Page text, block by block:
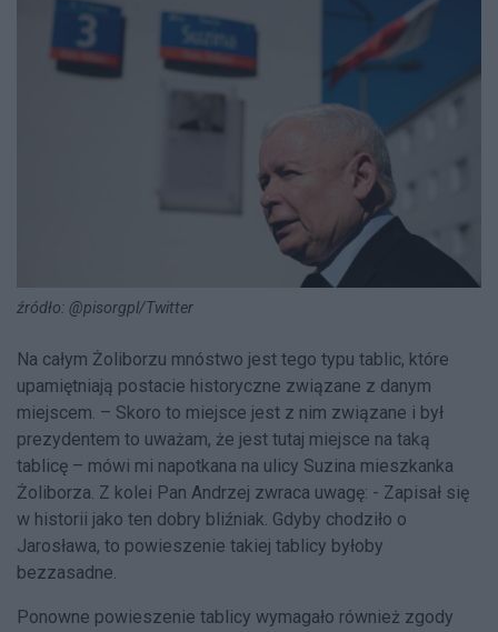
źródło: @pisorgpl/Twitter
Na całym Żoliborzu mnóstwo jest tego typu tablic, które
upamiętniają postacie historyczne związane z danym
miejscem. – Skoro to miejsce jest z nim związane i był
prezydentem to uważam, że jest tutaj miejsce na taką
tablicę – mówi mi napotkana na ulicy Suzina mieszkanka
Żoliborza. Z kolei Pan Andrzej zwraca uwagę: - Zapisał się
w historii jako ten dobry bliźniak. Gdyby chodziło o
Jarosława, to powieszenie takiej tablicy byłoby
bezzasadne.
Ponowne powieszenie tablicy wymagało również zgody